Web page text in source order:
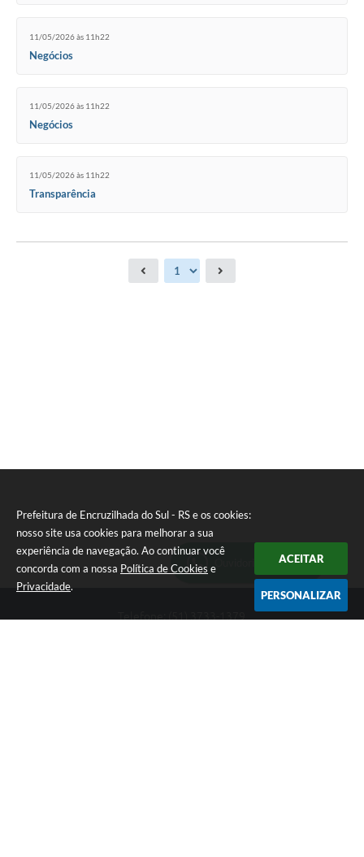
Prefeitura de Encruzilhada do Sul - RS e os cookies:
nosso site usa cookies para melhorar a sua
experiência de navegação. Ao continuar você
concorda com a nossa Política de Cookies e
Privacidade.
ACEITAR
PERSONALIZAR
11/05/2026 às 11h22
Negócios
11/05/2026 às 11h22
Negócios
11/05/2026 às 11h22
Transparência
Ouvidoria Municipal